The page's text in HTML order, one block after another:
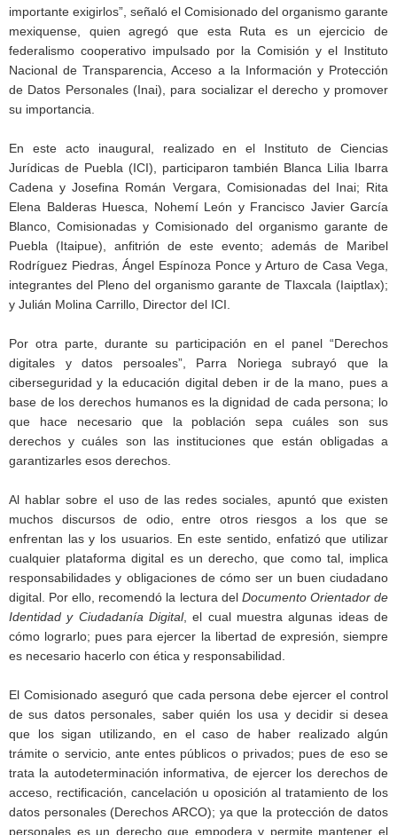
importante exigirlos”, señaló el Comisionado del organismo garante
mexiquense, quien agregó que esta Ruta es un ejercicio de
federalismo cooperativo impulsado por la Comisión y el Instituto
Nacional de Transparencia, Acceso a la Información y Protección
de Datos Personales (Inai), para socializar el derecho y promover
su importancia.
En este acto inaugural, realizado en el Instituto de Ciencias
Jurídicas de Puebla (ICI), participaron también Blanca Lilia Ibarra
Cadena y Josefina Román Vergara, Comisionadas del Inai; Rita
Elena Balderas Huesca, Nohemí León y Francisco Javier García
Blanco, Comisionadas y Comisionado del organismo garante de
Puebla (Itaipue), anfitrión de este evento; además de Maribel
Rodríguez Piedras, Ángel Espínoza Ponce y Arturo de Casa Vega,
integrantes del Pleno del organismo garante de Tlaxcala (Iaiptlax);
y Julián Molina Carrillo, Director del ICI.
Por otra parte, durante su participación en el panel “Derechos
digitales y datos persoales”, Parra Noriega subrayó que la
ciberseguridad y la educación digital deben ir de la mano, pues a
base de los derechos humanos es la dignidad de cada persona; lo
que hace necesario que la población sepa cuáles son sus
derechos y cuáles son las instituciones que están obligadas a
garantizarles esos derechos.
Al hablar sobre el uso de las redes sociales, apuntó que existen
muchos discursos de odio, entre otros riesgos a los que se
enfrentan las y los usuarios. En este sentido, enfatizó que utilizar
cualquier plataforma digital es un derecho, que como tal, implica
responsabilidades y obligaciones de cómo ser un buen ciudadano
digital. Por ello, recomendó la lectura del Documento Orientador de
Identidad y Ciudadanía Digital, el cual muestra algunas ideas de
cómo lograrlo; pues para ejercer la libertad de expresión, siempre
es necesario hacerlo con ética y responsabilidad.
El Comisionado aseguró que cada persona debe ejercer el control
de sus datos personales, saber quién los usa y decidir si desea
que los sigan utilizando, en el caso de haber realizado algún
trámite o servicio, ante entes públicos o privados; pues de eso se
trata la autodeterminación informativa, de ejercer los derechos de
acceso, rectificación, cancelación u oposición al tratamiento de los
datos personales (Derechos ARCO); ya que la protección de datos
personales es un derecho que empodera y permite mantener el